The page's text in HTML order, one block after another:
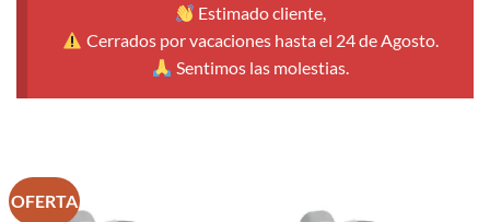
Estimado cliente,
Cerrados por vacaciones hasta el 24 de Agosto.
Sentimos las molestias.
OFERTA